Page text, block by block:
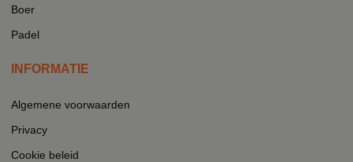
Boer
Padel
INFORMATIE
Algemene voorwaarden
Privacy
Cookie beleid